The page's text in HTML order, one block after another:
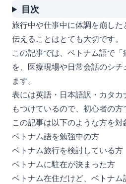
目次
旅行中や仕事中に体調を崩した
伝えることはとても大切です。
この記事では、ベトナム語で
を、医療現場や日常会話のシ
ます。
表には英語・日本語訳・カタ
もつけているので、初心者の方
この記事は以下のような方を対
ベトナム語を勉強中の方
ベトナム旅行を検討している方
ベトナムに駐在が決まった方
ベトナム在住だけど、ベトナ